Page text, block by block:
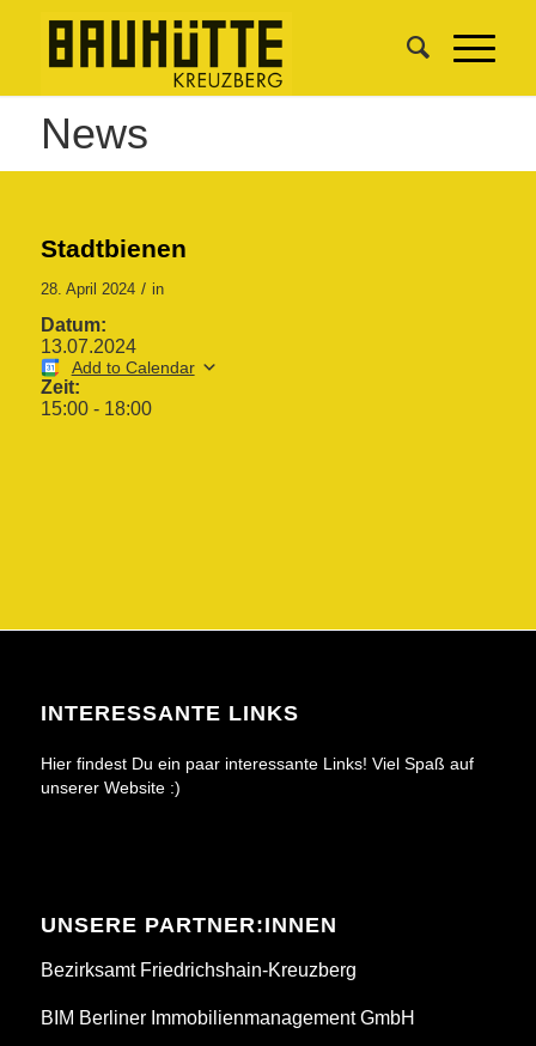
News
Stadtbienen
28. April 2024 / in
Datum:
13.07.2024
Add to Calendar
Zeit:
15:00- 18:00
INTERESSANTE LINKS
Hier findest Du ein paar interessante Links! Viel Spaß auf
unserer Website :)
UNSERE PARTNER:INNEN
Bezirksamt Friedrichshain-Kreuzberg
BIM Berliner Immobilienmanagement GmbH